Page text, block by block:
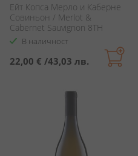
Ейт Копса Мерло и Каберне
Совиньон / Merlot &
Cabernet Sauvignon 8TH
CopsaВ наличност
22,00 € /43,03 лв.